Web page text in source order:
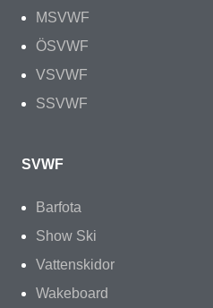
MSVWF
ÖSVWF
VSVWF
SSVWF
SVWF
Barfota
Show Ski
Vattenskidor
Wakeboard